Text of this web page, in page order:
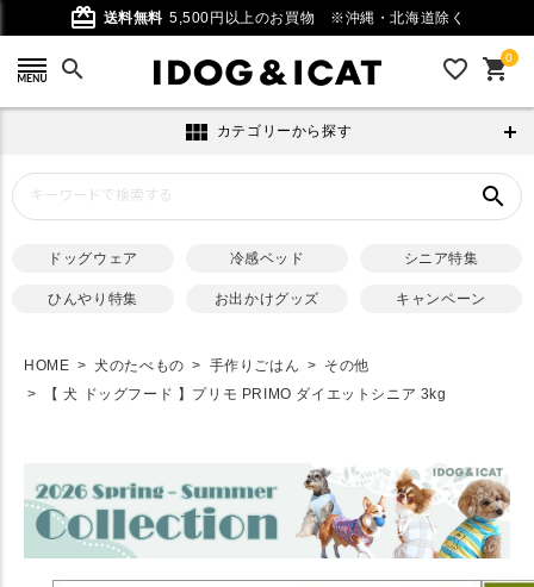
card_giftcard 送料無料 5,500円以上のお買物 ※沖縄・北海道除く
search favorite_outline 0
shopping_cart
view_module カテゴリーから探す
search
ドッグウェア 冷感ベッド シニア特集
ひんやり特集 お出かけグッズ キャンペーン
HOME 犬のたべもの 手作りごはん
その他
【 犬 ドッグフード 】プリモ PRIMO ダイエットシニア 3kg